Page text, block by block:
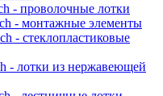
- проволочные лотки
- монтажные элементы
- стеклопластиковые
- лотки из нержавеющей